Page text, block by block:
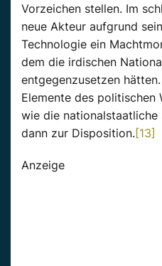
Vorzeichen stellen. Im
neue Akteur aufgrund
Technologie ein
dem die irdischen
entgegenzusetzen
Elemente des politischen
wie die
dann zur Disposition.[13]
Anzeige